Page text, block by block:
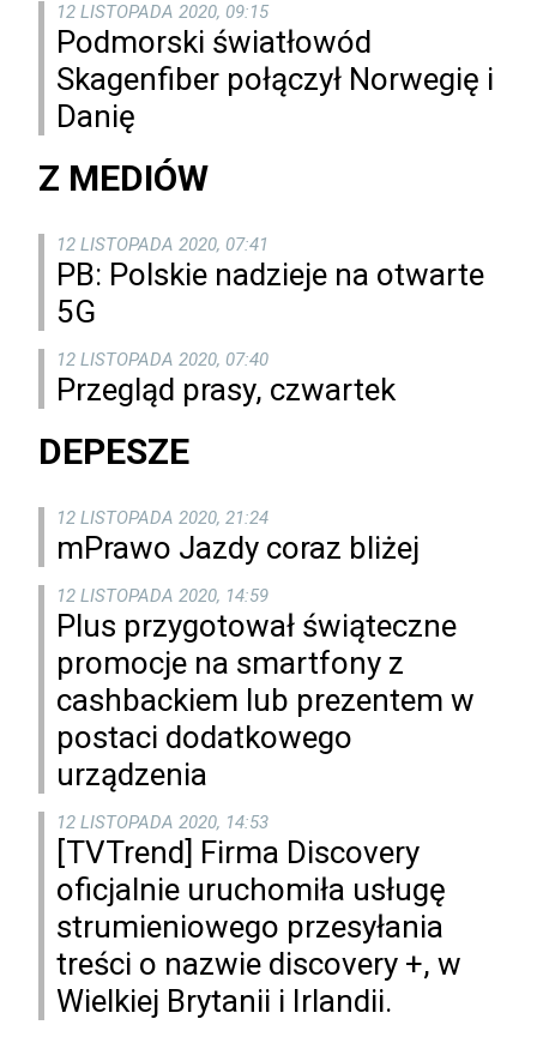
12 LISTOPADA 2020, 09:15
Podmorski światłowód
Skagenfiber połączył Norwegię i
Danię
Z MEDIÓW
12 LISTOPADA 2020, 07:41
PB: Polskie nadzieje na otwarte
5G
12 LISTOPADA 2020, 07:40
Przegląd prasy, czwartek
DEPESZE
12 LISTOPADA 2020, 21:24
mPrawo Jazdy coraz bliżej
12 LISTOPADA 2020, 14:59
Plus przygotował świąteczne
promocje na smartfony z
cashbackiem lub prezentem w
postaci dodatkowego
urządzenia
12 LISTOPADA 2020, 14:53
[TVTrend] Firma Discovery
oficjalnie uruchomiła usługę
strumieniowego przesyłania
treści o nazwie discovery +, w
Wielkiej Brytanii i Irlandii.